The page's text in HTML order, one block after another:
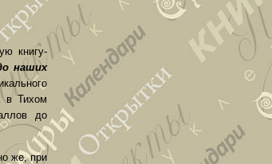
книгу-
наших
в Тихом
до
же, при